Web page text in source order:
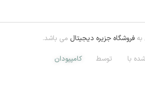
فروشگاه جزیره دیجیتال می باشد.
با
توسط کامپیودان